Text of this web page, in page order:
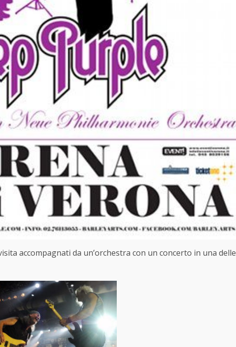
accompagnati da un’orchestra con un concerto in una delle